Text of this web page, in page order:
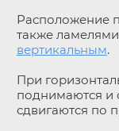
Расположение
также
вертикальным.
При
поднимаются и
сдвигаются по